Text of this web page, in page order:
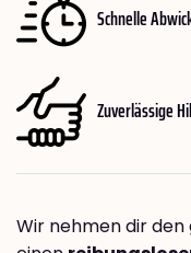
Schnelle
Zuverlässige
Wir nehmen dir